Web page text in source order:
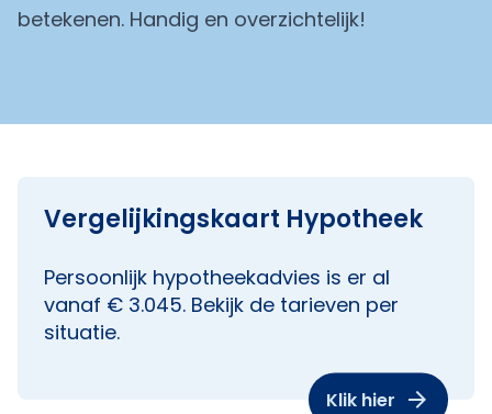
betekenen. Handig en overzichtelijk!
Vergelijkingskaart Hypotheek
Persoonlijk hypotheekadvies is er al
vanaf € 3.045. Bekijk de tarieven per
situatie.
Klik hier